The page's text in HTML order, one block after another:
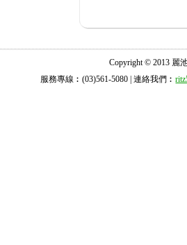
Copyright © 2013 麗
服務專線︰(03)561-5080 | 連絡我們︰